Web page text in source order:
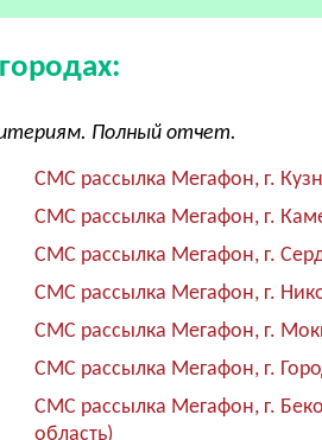
Полный отчет.
СМС рассылка Мегафон, г.
СМС рассылка Мегафон, г.
СМС рассылка Мегафон, г.
СМС рассылка Мегафон, г.
СМС рассылка Мегафон, г.
СМС рассылка Мегафон, г.
СМС рассылка Мегафон, г.
область)